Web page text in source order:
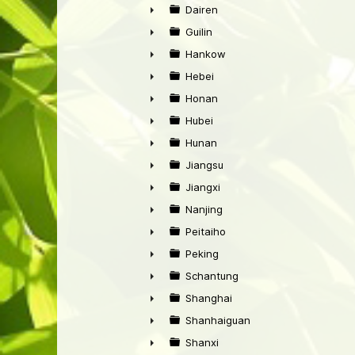
►
►
Dairen
►
Guilin
►
Hankow
►
Hebei
►
Honan
►
Hubei
►
Hunan
►
Jiangsu
►
Jiangxi
►
Nanjing
►
Peitaiho
►
Peking
►
Schantung
►
Shanghai
►
Shanhaiguan
Shanxi